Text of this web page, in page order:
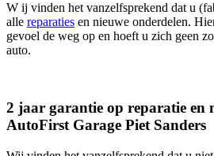
W ij vinden het vanzelfsprekend dat u
alle reparaties en nieuwe onderdelen.
gevoel de weg op en hoeft u zich geen
auto.
2 jaar garantie op reparatie en
AutoFirst Garage Piet Sanders